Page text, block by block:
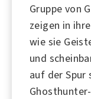
Gruppe von
zeigen in
wie sie
und
auf der Spur